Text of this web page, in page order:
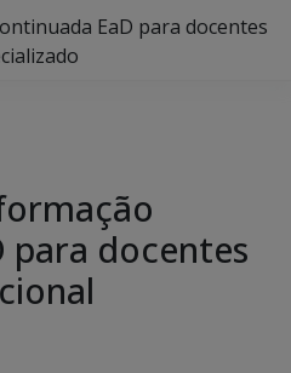
EaD para docentes
para docentes